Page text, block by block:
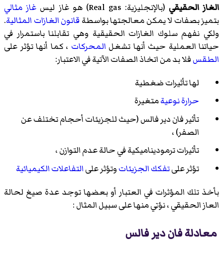
الغاز الحقيقي (بالإنجليزية: Real gas) هو غاز ليس
غاز مثالي
بتميز بصفات لا يمكن معالجتها بواسطة قانون الغازات المثالية.
ولكي نفهم سلوك الغازات الحقيقية وهي تقابلنا باستمرار في
حياتنا العملية حيث أنها تشغل المحركات ، كما أنها تؤثر على
الطقسفلا بد من اتخاذ الصفات الآتية في الاعتبار:
لها تأثيرات ضغطية
حرارة نوعيةمتغيرة
تأثير فان دير فالس (حيث للجزيئات أحجام تختلف عن
الصفر) ،
تأثيرات ترموديناميكية في حالة عدم التوازن ،
تؤثر علىتفكك الجزيئاتوتؤثر علىالتفاعلات الكيميائية
بأخذ تلك المؤثرات في العتبار أو بعضها توجد عدة صيغ لحالة
العاز الحقيقي ، نؤتي منها على سبيل المثال :
معادلة فان دير فالس